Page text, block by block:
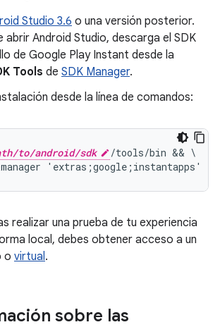
Studio 3.6 o una versión posterior.
abrir Android Studio, descarga el SDK
de Google Play Instant desde la
Tools de SDK Manager.
desde la línea de comandos:
to/android/sdk
/tools/bin && \
realizar una prueba de tu experiencia
local, debes obtener acceso a un
o virtual.
sobre las